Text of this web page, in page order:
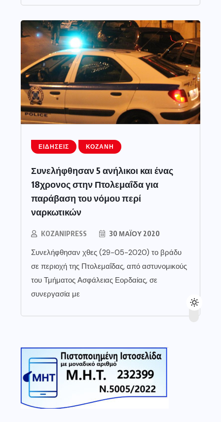
ΕΙΔΉΣΕΙΣ ΚΟΖΆΝΗ
Συνελήφθησαν 5 ανήλικοι και ένας
18χρονος στην Πτολεμαΐδα για
παράβαση του νόμου περί
ναρκωτικών
KOZANIPRESS 30 ΜΑΪ́ΟΥ 2020
Συνελήφθησαν χθες (29-05-2020) το βράδυ
σε περιοχή της Πτολεμαΐδας, από αστυνομικούς
του Τμήματος Ασφάλειας Εορδαίας, σε
συνεργασία με